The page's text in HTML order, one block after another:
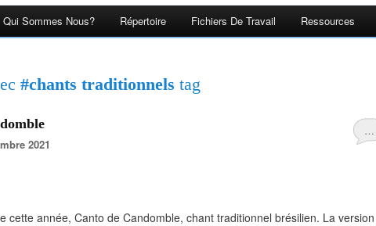
Qui Sommes Nous? Répertoire Fichiers De Travail Ressources
#chants traditionnels tag
…
2021
cette année, Canto de Candomble, chant traditionnel brésilien. La version